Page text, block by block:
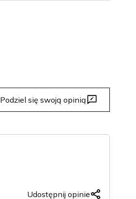
Podziel się swoją opinią
Udostępnij opinie